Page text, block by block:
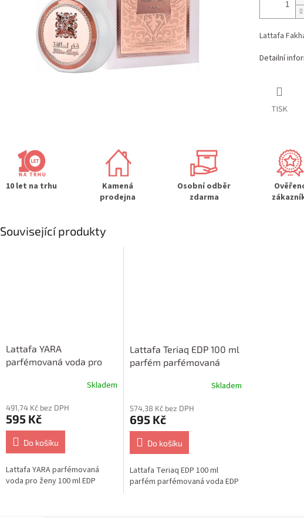
Lattafa
Detailní
TISK
10 let na trhu
Kamená
prodejna
Osobní odběr
zdarma
Související produkty
Lattafa YARA
parfémovaná voda pro
Skladem
491,74 Kč bez DPH
595 Kč
Do košíku
Lattafa YARA parfémovaná
voda pro ženy 100 ml EDP
Lattafa Teriaq EDP 100 ml
parfém parfémovaná
Skladem
574,38 Kč bez DPH
695 Kč
Do košíku
Lattafa Teriaq EDP 100 ml
parfém parfémovaná voda EDP